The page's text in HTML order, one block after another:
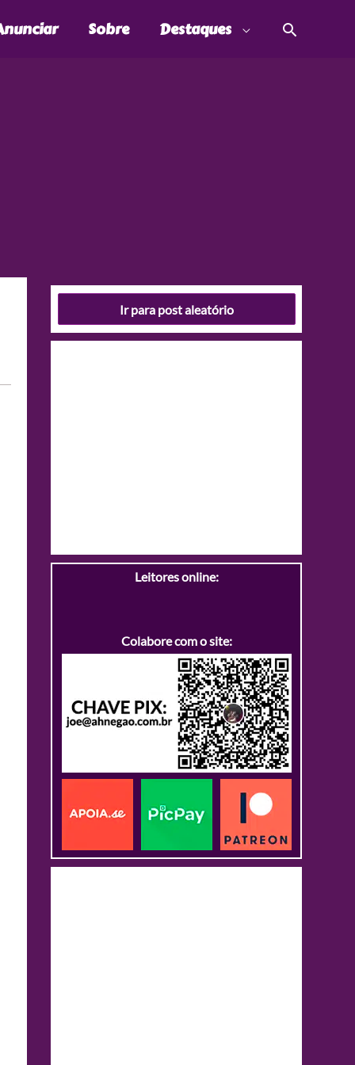
Sobre Destaques
Ir para post aleatório
Leitores online:
Colabore com o site: